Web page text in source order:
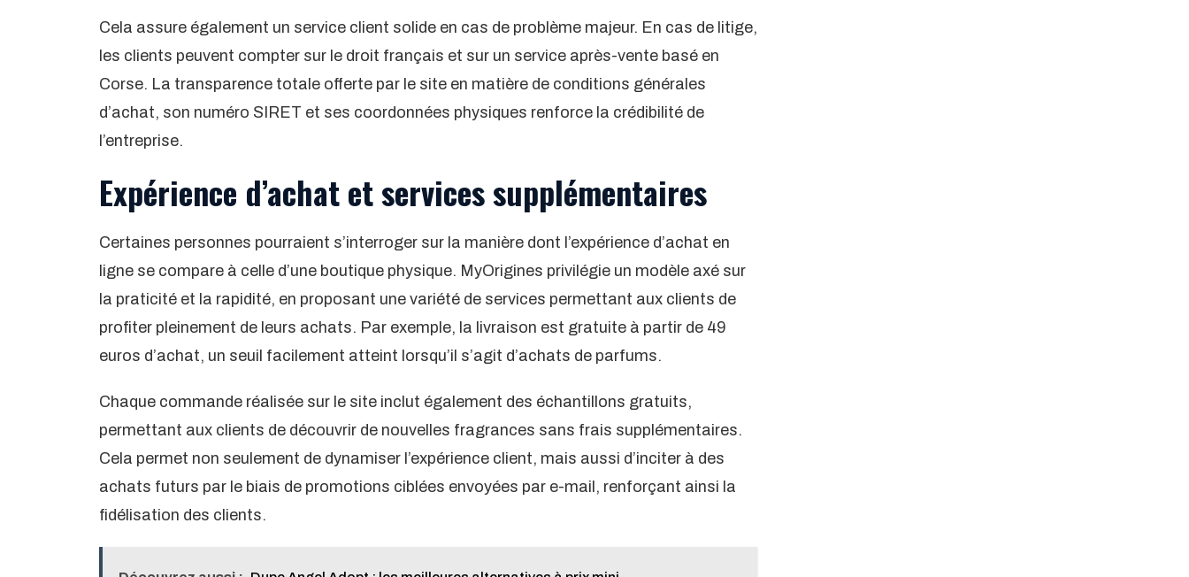
Cela assure également un service client solide en cas de problème majeur. En cas de litige,
les clients peuvent compter sur le droit français et sur un service après-vente basé en
Corse. La transparence totale offerte par le site en matière de conditions générales
d’achat, son numéro SIRET et ses coordonnées physiques renforce la crédibilité de
l’entreprise.
Expérience d’achat et services supplémentaires
Certaines personnes pourraient s’interroger sur la manière dont l’expérience d’achat en
ligne se compare à celle d’une boutique physique. MyOrigines privilégie un modèle axé sur
la praticité et la rapidité, en proposant une variété de services permettant aux clients de
profiter pleinement de leurs achats. Par exemple, la livraison est gratuite à partir de 49
euros d’achat, un seuil facilement atteint lorsqu’il s’agit d’achats de parfums.
Chaque commande réalisée sur le site inclut également des échantillons gratuits,
permettant aux clients de découvrir de nouvelles fragrances sans frais supplémentaires.
Cela permet non seulement de dynamiser l’expérience client, mais aussi d’inciter à des
achats futurs par le biais de promotions ciblées envoyées par e-mail, renforçant ainsi la
fidélisation des clients.